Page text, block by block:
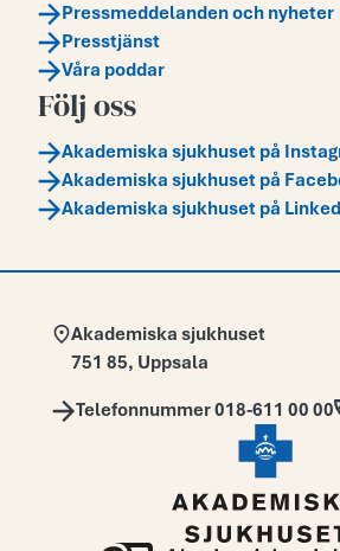
Pressmeddelanden och nyheter
Presstjänst
Våra poddar
Följ oss
Akademiska sjukhuset på
Akademiska sjukhuset på
Akademiska sjukhuset på
Adress:
Akademiska sjukhuset
751 85, Uppsala
Telefon:
Telefonnummer 018-611 00 00